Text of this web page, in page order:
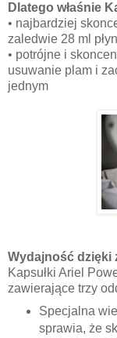
Dlatego właśnie
• najbardziej
zaledwie 28 ml
• potrójne i
usuwanie plam i
jednym
Wydajność dzięki
Kapsułki Ariel
zawierające trzy
Specjalna
sprawia, że